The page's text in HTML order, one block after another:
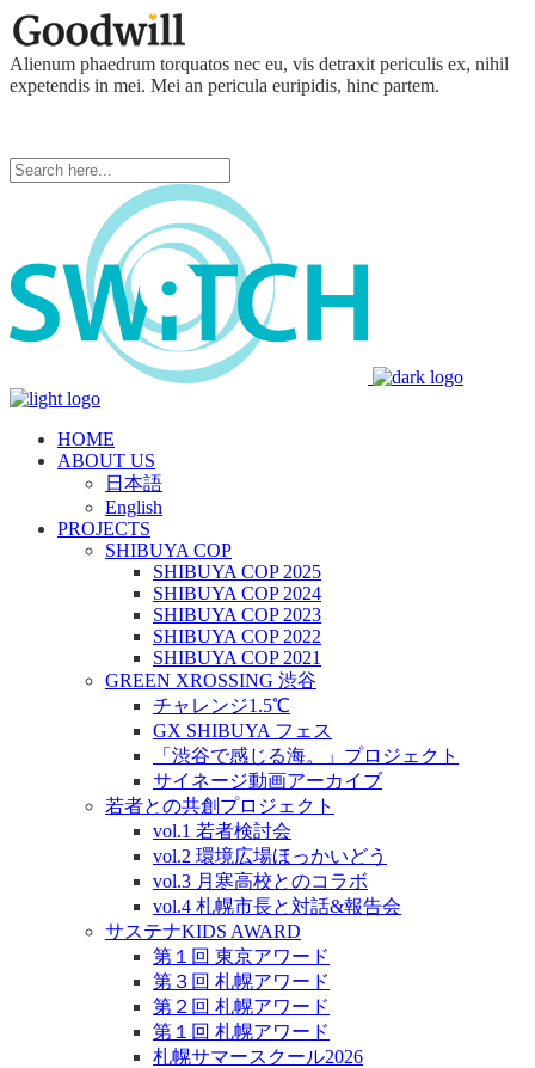
Alienum phaedrum torquatos nec eu, vis detraxit periculis ex, nihil
expetendis in mei. Mei an pericula euripidis, hinc partem.
HOME
ABOUT US
日本語
English
PROJECTS
SHIBUYA COP
SHIBUYA COP 2025
SHIBUYA COP 2024
SHIBUYA COP 2023
SHIBUYA COP 2022
SHIBUYA COP 2021
GREEN XROSSING 渋谷
チャレンジ1.5℃
GX SHIBUYA フェス
「渋谷で感じる海。」プロジェクト
サイネージ動画アーカイブ
若者との共創プロジェクト
vol.1 若者検討会
vol.2 環境広場ほっかいどう
vol.3 月寒高校とのコラボ
vol.4 札幌市長と対話&報告会
サステナKIDS AWARD
第１回 東京アワード
第３回 札幌アワード
第２回 札幌アワード
第１回 札幌アワード
札幌サマースクール2026